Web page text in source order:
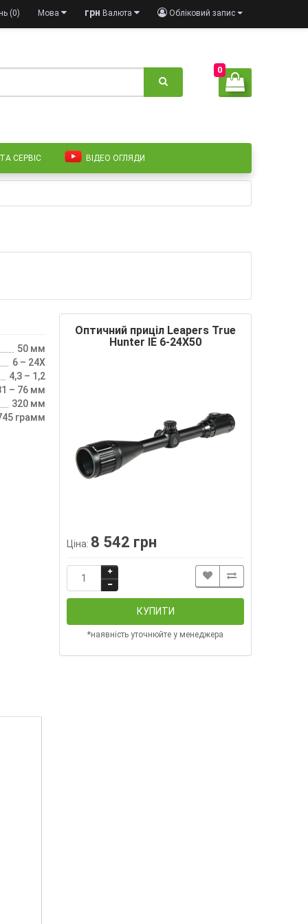
Обліковий запис
грн Валюта
Мова
(0)
0
СЕРВІС ВІДЕО ОГЛЯДИ
50 мм
6 – 24X
4,3 – 1,2
– 76 мм
320 мм
грамм
Оптичний приціл Leapers True
Hunter ІЕ 6-24Х50
Ціна: 8 542 грн
КУПИТИ
*наявність уточнюйте у менеджера